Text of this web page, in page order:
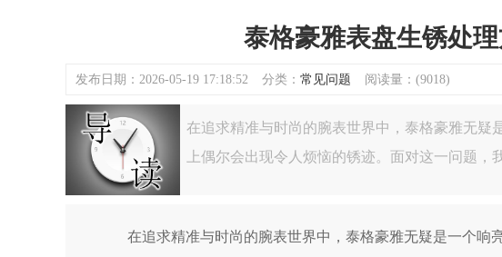
节假日正常营业！泰格豪雅表盘生锈处
发布日期：2026-05-19 17:18:52 分类： 常见问题 阅读量：(9018)
在追求精准与时尚的腕表世界中，泰格豪雅无疑
上偶尔会出现令人烦恼的锈迹。面对这一问题
在追求精准与时尚的腕表世界中，泰格豪雅无疑是一个响